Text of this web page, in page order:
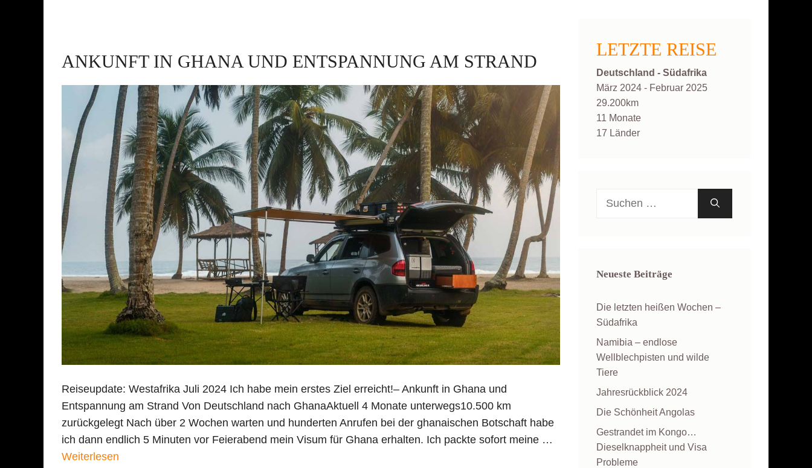
ANKUNFT IN GHANA UND ENTSPANNUNG AM STRAND
Reiseupdate: Westafrika Juli 2024 Ich habe mein erstes Ziel erreicht!– Ankunft in Ghana und
Entspannung am Strand Von Deutschland nach GhanaAktuell 4 Monate unterwegs10.500 km
zurückgelegt Nach über 2 Wochen warten und hunderten Anrufen bei der ghanaischen Botschaft habe
ich dann endlich 5 Minuten vor Feierabend mein Visum für Ghana erhalten. Ich packte sofort meine …
Weiterlesen
LETZTE REISE
Deutschland - Südafrika
März 2024 - Februar 2025
29.200km
11 Monate
17 Länder
Neueste Beiträge
Die letzten heißen Wochen –
Südafrika
Namibia – endlose
Wellblechpisten und wilde
Tiere
Jahresrückblick 2024
Die Schönheit Angolas
Gestrandet im Kongo…
Dieselknappheit und Visa
Probleme